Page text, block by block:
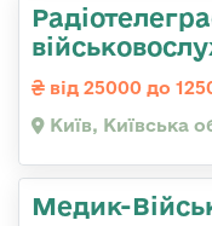
від 25000 до
Київ, Київська
Медик-